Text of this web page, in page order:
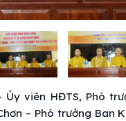
viên HĐTS, Phó
– Phó trưởng Ban